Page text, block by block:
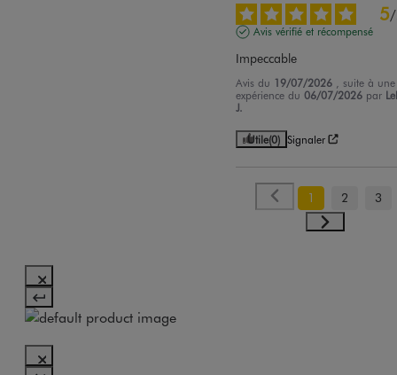
5/
Avis vérifié et récompensé
Impeccable
Avis du 19/07/2026
, suite à une
expérience du06/07/2026 par
J.
Utile(0) Signaler
1 2 3